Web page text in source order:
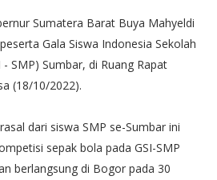
Sumatera Barat Buya Mahyeldi
Gala Siswa Indonesia Sekolah
SMP) Sumbar, di Ruang Rapat
(18/10/2022).
dari siswa SMP se-Sumbar ini
sepak bola pada GSI-SMP
berlangsung di Bogor pada 30